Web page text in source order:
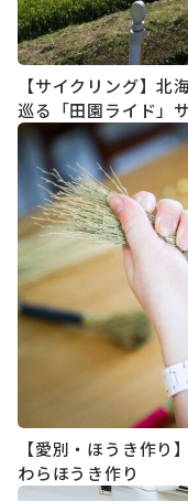
【サイクリング】北
巡る「田園ライド」
【愛別・ほうき作り
わらほうき作り